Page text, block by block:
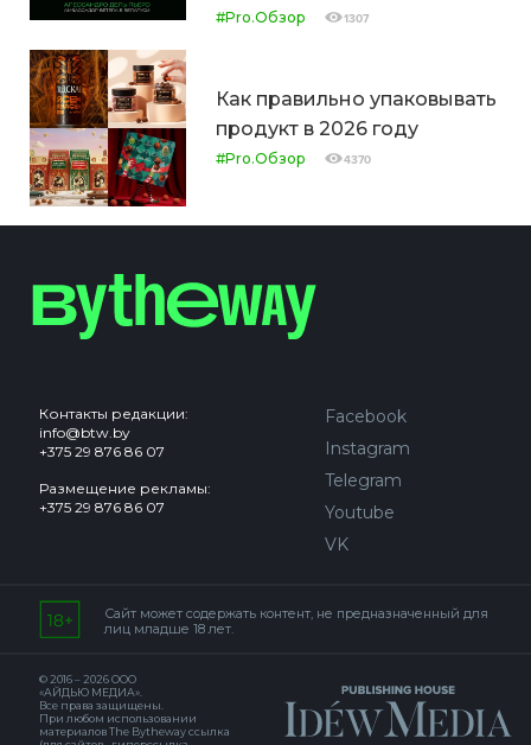
#Pro.Обзор 1307
Как правильно упаковывать
продукт в 2026 году
#Pro.Обзор 4370
Контакты редакции:
info@btw.by
+375 29 876 86 07
Размещение рекламы:
+375 29 876 86 07
Facebook
Instagram
Telegram
Youtube
VK
Сайт может содержать контент, не предназначенный для
лиц младше 18 лет.
© 2016 – 2026 ООО
«АЙДЬЮ МЕДИА».
Все права защищены.
При любом использовании
материалов The Bytheway ссылка